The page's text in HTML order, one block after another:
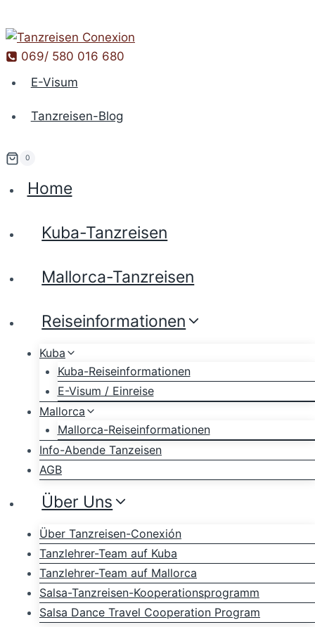
Inhalt
springen
069/ 580 016 680
E-Visum
Tanzreisen-Blog
0
Home
Kuba-Tanzreisen
Mallorca-Tanzreisen
Reiseinformationen
Kuba
Kuba-Reiseinformationen
E-Visum / Einreise
Mallorca
Mallorca-Reiseinformationen
Info-Abende Tanzeisen
AGB
Über Uns
Über Tanzreisen-Conexión
Tanzlehrer-Team auf Kuba
Tanzlehrer-Team auf Mallorca
Salsa-Tanzreisen-Kooperationsprogramm
Salsa Dance Travel Cooperation Program